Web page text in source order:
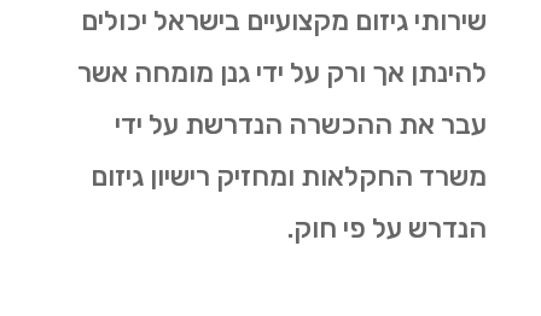
שירותי גיזום מקצועיים בישראל יכולים
להינתן אך ורק על ידי גנן מומחה אשר
עבר את ההכשרה הנדרשת על ידי
משרד החקלאות ומחזיק רישיון גיזום
הנדרש על פי חוק.